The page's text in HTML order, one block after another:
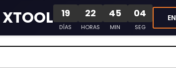
XTOOL 19
DÍAS
22
HORAS
45
MIN
04
SEG